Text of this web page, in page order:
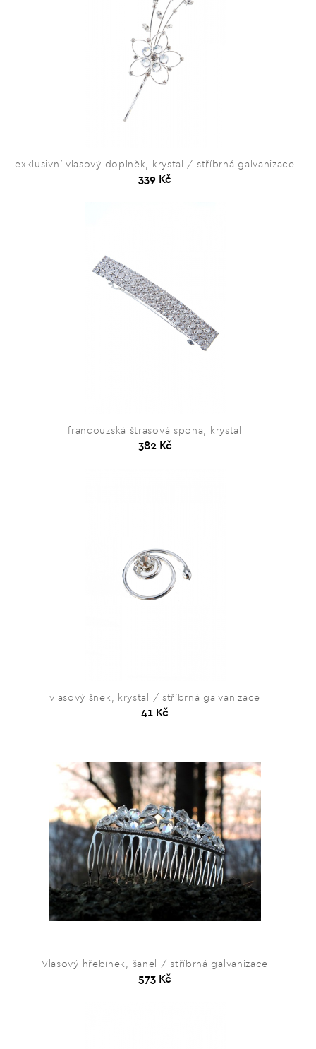
exklusivní vlasový doplněk, krystal / stříbrná galvanizace
339 Kč
francouzská štrasová spona, krystal
382 Kč
vlasový šnek, krystal / stříbrná galvanizace
41 Kč
Vlasový hřebínek, šanel / stříbrná galvanizace
573 Kč